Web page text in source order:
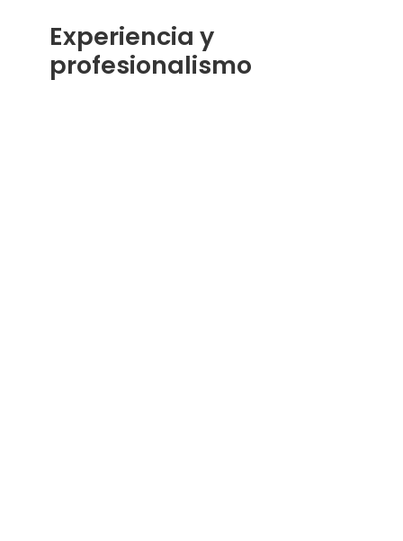
Experiencia y
profesionalismo